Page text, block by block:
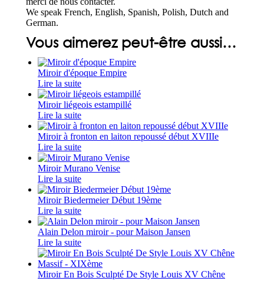
We speak French, English, Spanish, Polish, Dutch and
German.
Vous aimerez peut-être aussi…
Miroir d'époque Empire
Lire la suite
Miroir liégeois estampillé
Lire la suite
Miroir à fronton en laiton repoussé début XVIIIe
Lire la suite
Miroir Murano Venise
Lire la suite
Miroir Biedermeier Début 19ème
Lire la suite
Alain Delon miroir - pour Maison Jansen
Lire la suite
Miroir En Bois Sculpté De Style Louis XV Chêne